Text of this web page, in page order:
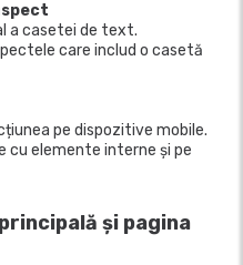
a casetei de text.
care includ o casetă
pe dispozitive mobile.
cu elemente interne și pe
și pagina